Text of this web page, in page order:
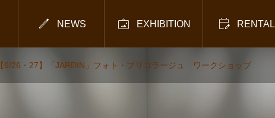
 NEWS  EXHIBITION  RENTAL
【6/26・27】「JARDIN」フォト・ブリコラージュ ワークショップ